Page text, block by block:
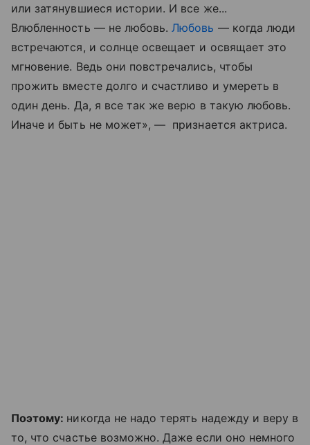
или затянувшиеся истории. И все же...
Влюбленность — не любовь.Любовь — когда люди
встречаются, и солнце освещает и освящает это
мгновение. Ведь они повстречались, чтобы
прожить вместе долго и счастливо и умереть в
один день. Да, я все так же верю в такую любовь.
Иначе и быть не может», — признается актриса.
Поэтому: никогда не надо терять надежду и веру в
то, что счастье возможно. Даже если оно немного